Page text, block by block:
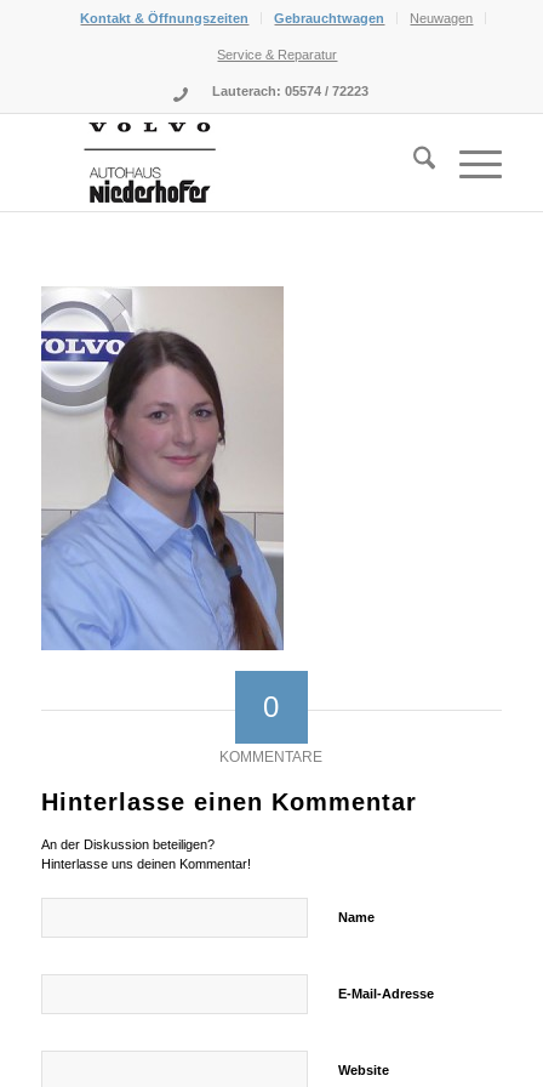
Kontakt & Öffnungszeiten Gebrauchtwagen Neuwagen
Service & Reparatur
Lauterach: 05574 / 72223
0
KOMMENTARE
Hinterlasse einen Kommentar
An der Diskussion beteiligen?
Hinterlasse uns deinen Kommentar!
Name
E-Mail-Adresse
Website